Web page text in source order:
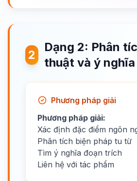
2
Dạng 2: Phân
thuật và ý nghĩa
Phương pháp giải
Phương pháp giải:
Xác định đặc điểm ngôn
Phân tích biện pháp tu từ
Tìm ý nghĩa đoạn trích
Liên hệ với tác phẩm